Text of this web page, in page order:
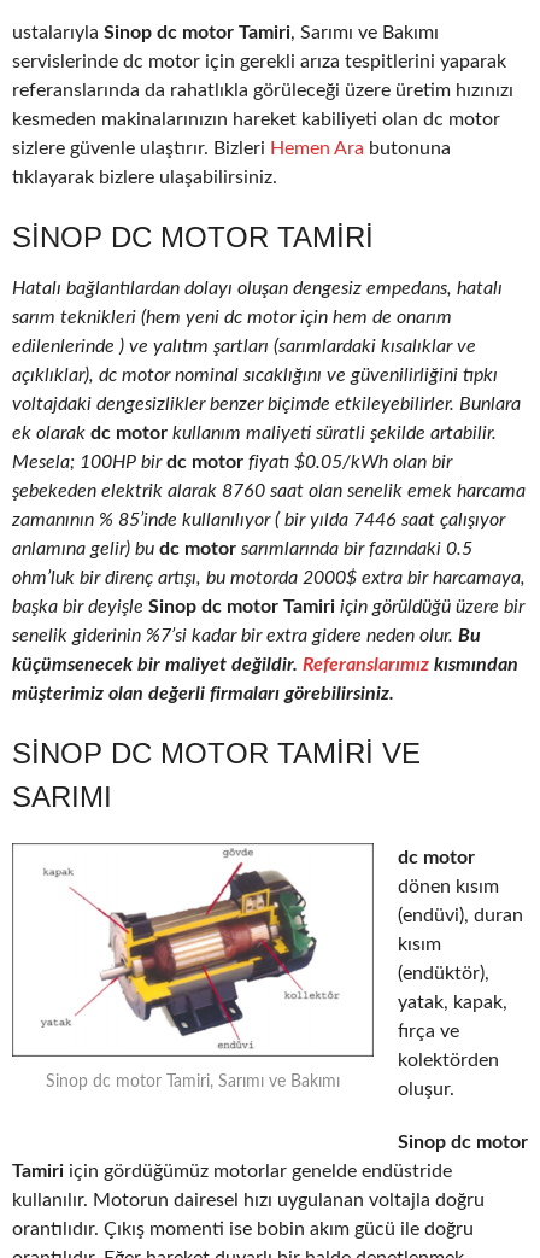
ustalarıyla Sinop dc motor Tamiri, Sarımı ve Bakımı
servislerinde dc motor için gerekli arıza tespitlerini yaparak
referanslarında da rahatlıkla görüleceği üzere üretim hızınızı
kesmeden makinalarınızın hareket kabiliyeti olan dc motor
sizlere güvenle ulaştırır. Bizleri Hemen Ara butonuna
tıklayarak bizlere ulaşabilirsiniz.
SINOP DC MOTOR TAMIRI
Hatalı bağlantılardan dolayı oluşan dengesiz empedans, hatalı
sarım teknikleri (hem yeni dc motor için hem de onarım
edilenlerinde ) ve yalıtım şartları (sarımlardaki kısalıklar ve
açıklıklar), dc motor nominal sıcaklığını ve güvenilirliğini tıpkı
voltajdaki dengesizlikler benzer biçimde etkileyebilirler. Bunlara
ek olarak dc motor kullanım maliyeti süratli şekilde artabilir.
Mesela; 100HP birdc motor fiyatı $0.05/kWh olan bir
şebekeden elektrik alarak 8760 saat olan senelik emek harcama
zamanının % 85’inde kullanılıyor ( bir yılda 7446 saat çalışıyor
anlamına gelir) bu dc motor sarımlarında bir fazındaki 0.5
ohm’luk bir direnç artışı, bu motorda 2000$ extra bir harcamaya,
başka bir deyişle Sinop dc motor Tamiri için görüldüğü üzere bir
senelik giderinin %7’si kadar bir extra gidere neden olur. Bu
küçümsenecek bir maliyet değildir. Referanslarımız kısmından
müşterimiz olan değerli firmaları görebilirsiniz.
SINOP DC MOTOR TAMIRI VE
SARIMI
Sinop dc motor Tamiri, Sarımı ve Bakımı
dc motor
dönen kısım
(endüvi), duran
kısım
(endüktör),
yatak, kapak,
fırça ve
kolektörden
oluşur.
Sinop dc motor
Tamiri için gördüğümüz motorlar genelde endüstride
kullanılır. Motorun dairesel hızı uygulanan voltajla doğru
orantılıdır. Çıkış momenti ise bobin akım gücü ile doğru